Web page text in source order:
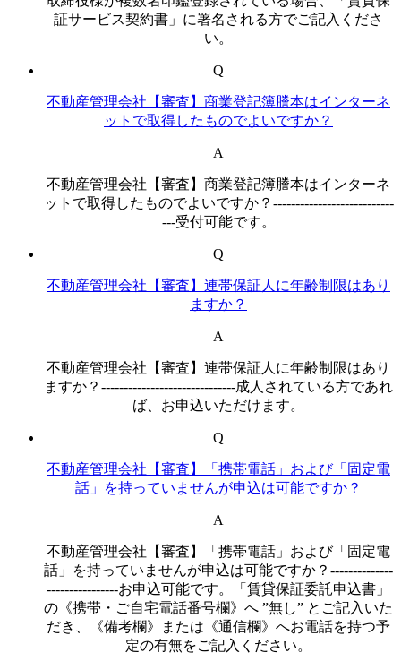
証サービス契約書」に署名される方でご記入くださ
い。
Q
不動産管理会社【審査】商業登記簿謄本はインターネ
ットで取得したものでよいですか？
A
不動産管理会社【審査】商業登記簿謄本はインターネ
ットで取得したものでよいですか？---------------------------
---受付可能です。
Q
不動産管理会社【審査】連帯保証人に年齢制限はあり
ますか？
A
不動産管理会社【審査】連帯保証人に年齢制限はあり
ますか？------------------------------成人されている方であれ
ば、お申込いただけます。
Q
不動産管理会社【審査】「携帯電話」および「固定電
話」を持っていませんが申込は可能ですか？
A
不動産管理会社【審査】「携帯電話」および「固定電
話」を持っていませんが申込は可能ですか？--------------
----------------お申込可能です。「賃貸保証委託申込書」
の《携帯・ご自宅電話番号欄》へ ”無し” とご記入いた
だき、《備考欄》または《通信欄》へお電話を持つ予
定の有無をご記入ください。